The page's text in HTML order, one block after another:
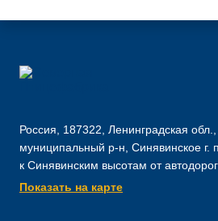
Россия, 187322, Ленинградская
муниципальный р-н, Синявинское г.
к Синявинским высотам от
Показать на карте